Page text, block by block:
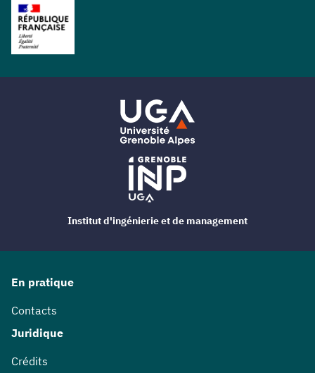
En pratique
Contacts
Juridique
Crédits
Institut d'ingénierie et de management